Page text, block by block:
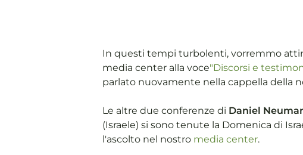
In questi tempi turbolenti, vorremmo
media center alla voce"Discorsi e
parlato nuovamente nella cappella della
Le altre due conferenze di Daniel
(Israele) si sono tenute la Domenica di
l'ascolto nel nostro media center.